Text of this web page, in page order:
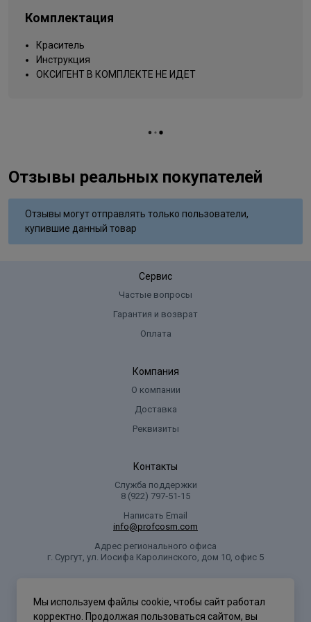
Комплектация
Краситель
Инструкция
ОКСИГЕНТ В КОМПЛЕКТЕ НЕ ИДЕТ
Отзывы реальных покупателей
Отзывы могут отправлять только пользователи,
купившие данный товар
Сервис
Частые вопросы
Гарантия и возврат
Оплата
Компания
О компании
Доставка
Реквизиты
Контакты
Служба поддержки
8 (922) 797‑51-15
Написать Email
info@profcosm.com
Адрес регионального офиса
г. Сургут, ул. Иосифа Каролинского, дом 10, офис 5
Мы используем файлы cookie, чтобы сайт работал
корректно. Продолжая пользоваться сайтом, вы